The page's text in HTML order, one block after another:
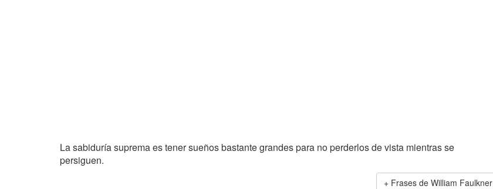
La sabiduría suprema es tener sueños bastante grandes para no perderlos de vista mientras se
persiguen.
Frases de William Faulkner